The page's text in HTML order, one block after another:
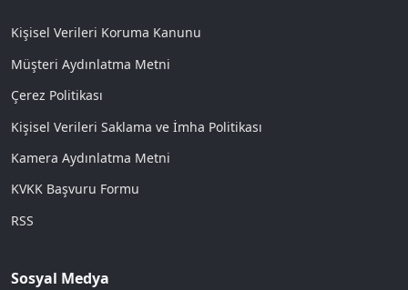
Kişisel Verileri Koruma Kanunu
Müşteri Aydınlatma Metni
Çerez Politikası
Kişisel Verileri Saklama ve İmha Politikası
Kamera Aydınlatma Metni
KVKK Başvuru Formu
RSS
Sosyal Medya